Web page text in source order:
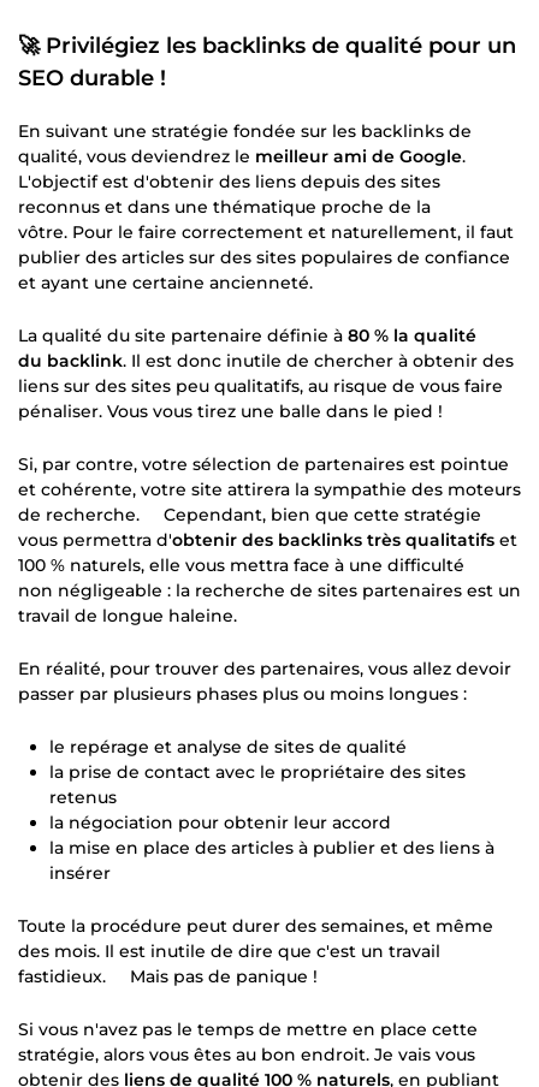
🚀 Privilégiez les backlinks de qualité pour un
SEO durable !
En suivant une stratégie fondée sur les backlinks de
qualité, vous deviendrez le meilleur ami de Google.
L'objectif est d'obtenir des liens depuis des sites
reconnus et dans une thématique proche de la
vôtre. Pour le faire correctement et naturellement, il faut
publier des articles sur des sites populaires de confiance
et ayant une certaine ancienneté.
La qualité du site partenaire définie à 80 % la qualité
du backlink. Il est donc inutile de chercher à obtenir des
liens sur des sites peu qualitatifs, au risque de vous faire
pénaliser. Vous vous tirez une balle dans le pied !
Si, par contre, votre sélection de partenaires est pointue
et cohérente, votre site attirera la sympathie des moteurs
de recherche. Cependant, bien que cette stratégie
vous permettra d'obtenir des backlinks très qualitatifs et
100 % naturels, elle vous mettra face à une difficulté
non négligeable : la recherche de sites partenaires est un
travail de longue haleine.
En réalité, pour trouver des partenaires, vous allez devoir
passer par plusieurs phases plus ou moins longues :
le repérage et analyse de sites de qualité
la prise de contact avec le propriétaire des sites
retenus
la négociation pour obtenir leur accord
la mise en place des articles à publier et des liens à
insérer
Toute la procédure peut durer des semaines, et même
des mois. Il est inutile de dire que c'est un travail
fastidieux. Mais pas de panique !
Si vous n'avez pas le temps de mettre en place cette
stratégie, alors vous êtes au bon endroit. Je vais vous
obtenir des liens de qualité 100 % naturels, en publiant